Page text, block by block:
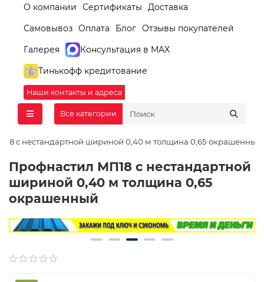
О компании Сертификаты
Доставка
Самовывоз Оплата Блог Отзывы покупателей
Галерея
Консультация в MAX
Тинькофф кредитование
Наши контакты и адреса
Все категории
с нестандартной шириной 0,40 м толщина 0,65 окрашенный
Профнастил МП18 с нестандартной
шириной 0,40 м толщина 0,65
окрашенный